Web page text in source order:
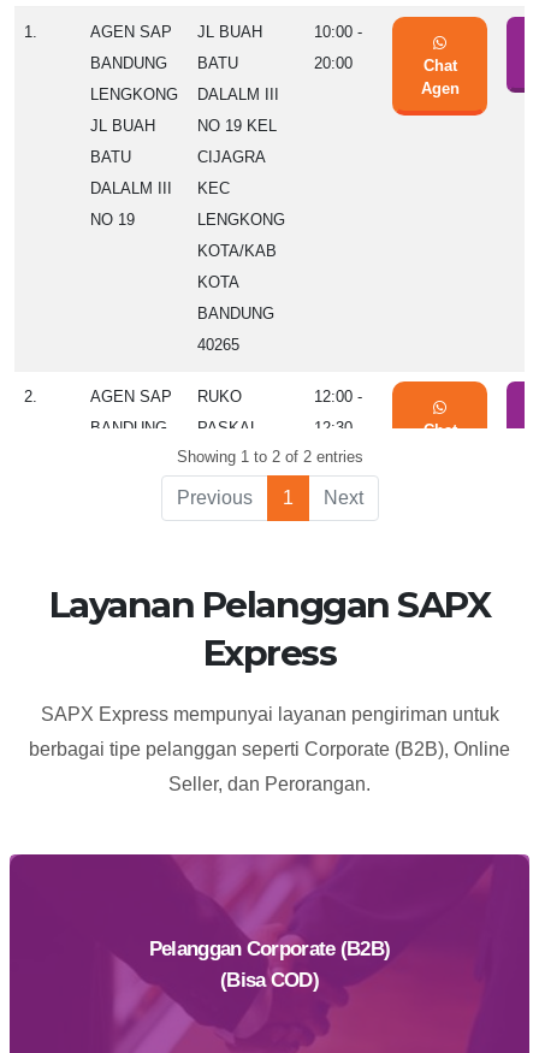
No.
Nama
Agen
Alamat
Jam
Buka
Whatsapp
1.
AGEN SAP
BANDUNG
LENGKONG
JL BUAH
BATU
DALALM III
NO 19
JL BUAH
BATU
DALALM III
NO 19 KEL
CIJAGRA
KEC
LENGKONG
KOTA/KAB
KOTA
BANDUNG
40265
10:00 -
20:00
Chat
Agen
2.
AGEN SAP
BANDUNG
BLOK D NO
RUKO
PASKAL
HYPER
SQUARE
BLOK D NO.
KAV. 25-27
BANDUNG
KEL KEBON
JERUK KEC
12:00 -
12:30
Chat
Showing 1 to 2 of 2 entries
Previous 1 Next
Layanan Pelanggan SAPX
Express
SAPX Express mempunyai layanan pengiriman untuk
berbagai tipe pelanggan seperti Corporate (B2B), Online
Seller, dan Perorangan.
Pelanggan Corporate (B2B)
(Bisa COD)